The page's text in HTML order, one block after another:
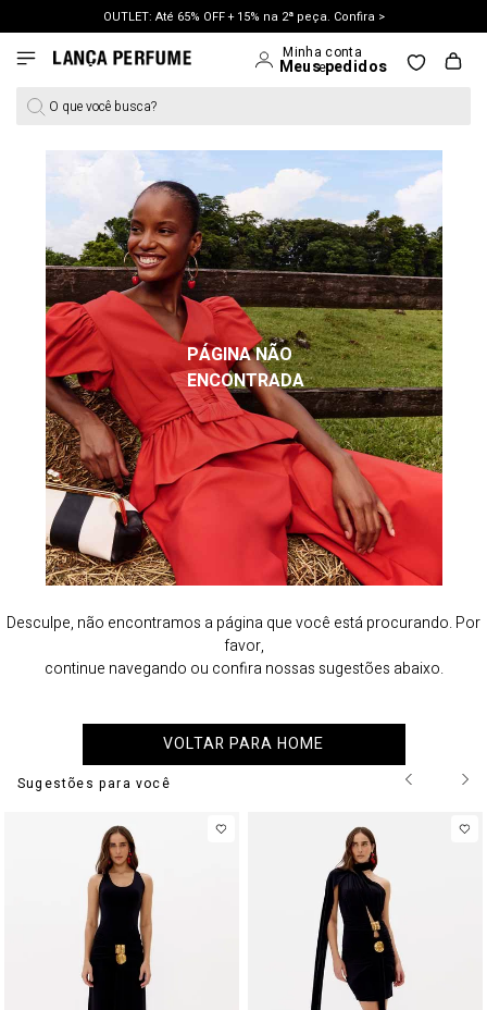
OUTLET: Até 65% OFF + 15% na 2ª peça. Confira >
LANÇAMENTO PRIMAVERA 27. Clique e aproveite.
O que você busca?
PÁGINA NÃO
ENCONTRADA
Desculpe, não encontramos a página que você está procurando. Por
favor,
continue navegando ou confira nossas sugestões abaixo.
VOLTAR PARA HOME
Sugestões para você